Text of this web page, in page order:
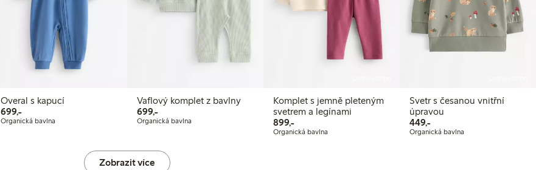
Overal s kapucí
699,-699,00 Kč
Organická bavlna
Vaflový komplet z bavlny
699,-699,00 Kč
Organická bavlna
Komplet s jemně pleteným
svetrem a legínami
899,-899,00 Kč
Organická bavlna
Svetr s česanou vnitřní
úpravou
449,-449,00 Kč
Organická bavlna
Zobrazit více